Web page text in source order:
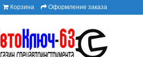
Корзина Оформление заказа